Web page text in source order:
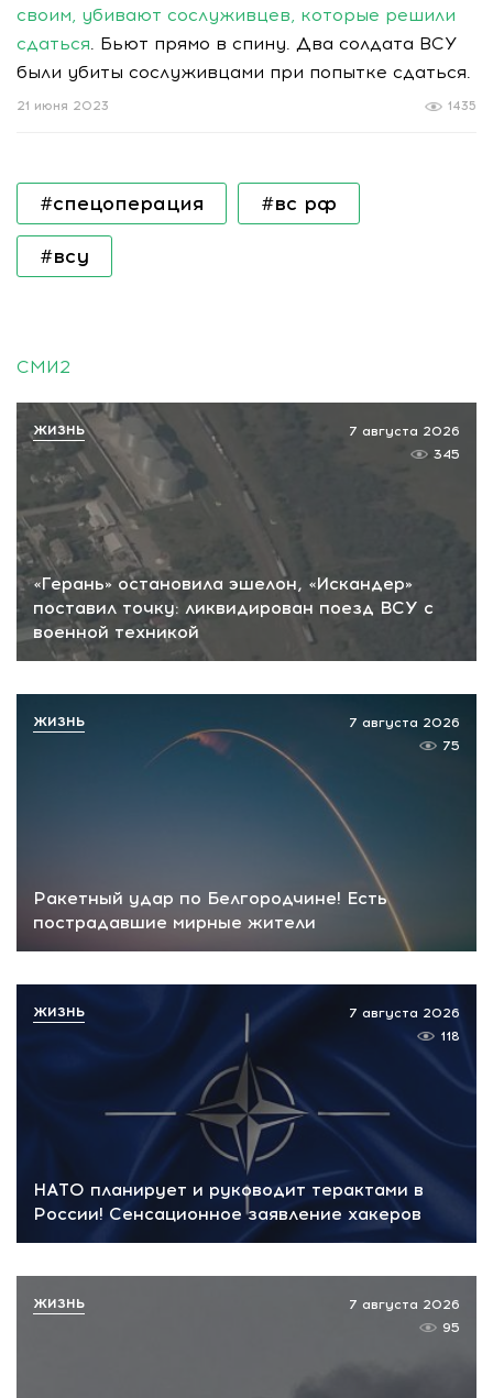
своим, убивают сослуживцев, которые решили
сдаться. Бьют прямо в спину. Два солдата ВСУ
были убиты сослуживцами при попытке сдаться.
1435
21 июня 2023
#спецоперация #вс рф
#всу
СМИ2
«Герань» остановила эшелон, «Искандер»
поставил точку: ликвидирован поезд ВСУ с
военной техникой
7 августа 2026
345
ЖИЗНЬ
Ракетный удар по Белгородчине! Есть
пострадавшие мирные жители
7 августа 2026
75
ЖИЗНЬ
НАТО планирует и руководит терактами в
России! Сенсационное заявление хакеров
7 августа 2026
118
ЖИЗНЬ
7 августа 2026
95
ЖИЗНЬ